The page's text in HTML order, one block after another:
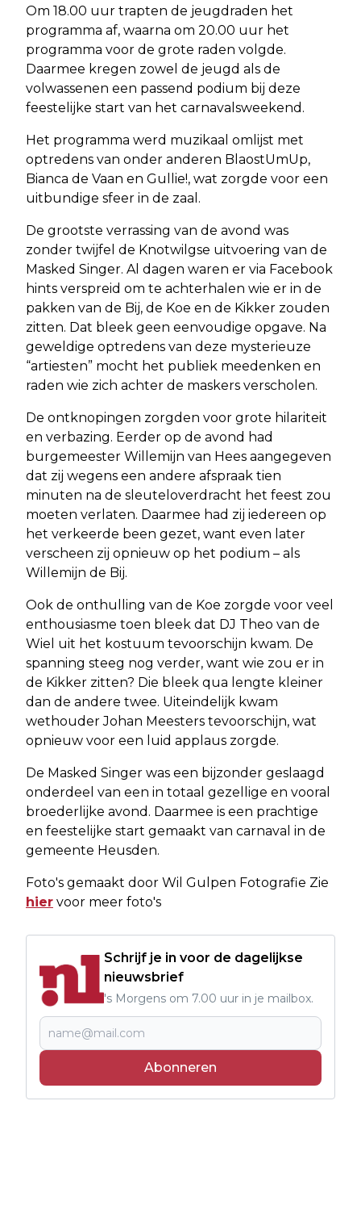
Om 18.00 uur trapten de jeugdraden het
programma af, waarna om 20.00 uur het
programma voor de grote raden volgde.
Daarmee kregen zowel de jeugd als de
volwassenen een passend podium bij deze
feestelijke start van het carnavalsweekend.
Het programma werd muzikaal omlijst met
optredens van onder anderen BlaostUmUp,
Bianca de Vaan en Gullie!, wat zorgde voor een
uitbundige sfeer in de zaal.
De grootste verrassing van de avond was
zonder twijfel de Knotwilgse uitvoering van de
Masked Singer. Al dagen waren er via Facebook
hints verspreid om te achterhalen wie er in de
pakken van de Bij, de Koe en de Kikker zouden
zitten. Dat bleek geen eenvoudige opgave. Na
geweldige optredens van deze mysterieuze
“artiesten” mocht het publiek meedenken en
raden wie zich achter de maskers verscholen.
De ontknopingen zorgden voor grote hilariteit
en verbazing. Eerder op de avond had
burgemeester Willemijn van Hees aangegeven
dat zij wegens een andere afspraak tien
minuten na de sleuteloverdracht het feest zou
moeten verlaten. Daarmee had zij iedereen op
het verkeerde been gezet, want even later
verscheen zij opnieuw op het podium – als
Willemijn de Bij.
Ook de onthulling van de Koe zorgde voor veel
enthousiasme toen bleek dat DJ Theo van de
Wiel uit het kostuum tevoorschijn kwam. De
spanning steeg nog verder, want wie zou er in
de Kikker zitten? Die bleek qua lengte kleiner
dan de andere twee. Uiteindelijk kwam
wethouder Johan Meesters tevoorschijn, wat
opnieuw voor een luid applaus zorgde.
De Masked Singer was een bijzonder geslaagd
onderdeel van een in totaal gezellige en vooral
broederlijke avond. Daarmee is een prachtige
en feestelijke start gemaakt van carnaval in de
gemeente Heusden.
Foto's gemaakt door Wil Gulpen Fotografie Zie
hier voor meer foto's
Schrijf je in voor de dagelijkse
nieuwsbrief
's Morgens om 7.00 uur in je mailbox.
Abonneren